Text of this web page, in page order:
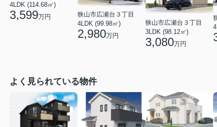
4LDK (114.68㎡)
3,599万円
狭山市広瀬台３丁目
4LDK (99.98㎡)
2,980万円
狭山市広瀬台３丁目
3LDK (98.12㎡)
3,080万円
よく見られている物件